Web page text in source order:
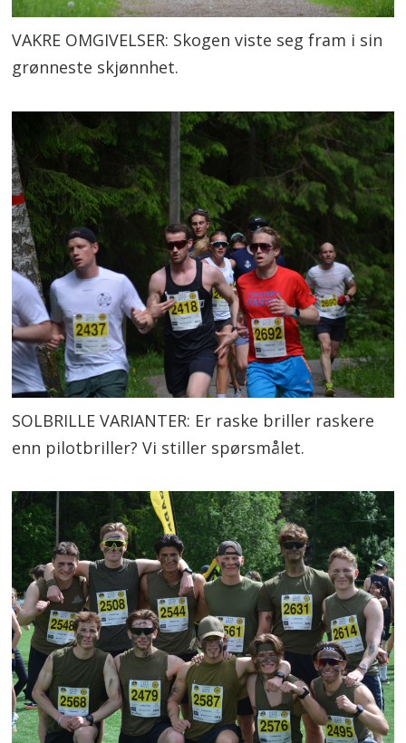
VAKRE OMGIVELSER: Skogen viste seg fram i sin
grønneste skjønnhet.
SOLBRILLE VARIANTER: Er raske briller raskere
enn pilotbriller? Vi stiller spørsmålet.